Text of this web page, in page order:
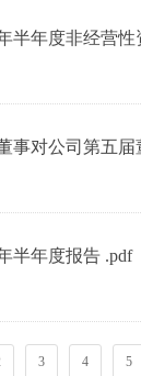
半年度报告 .pdf
3 4 5